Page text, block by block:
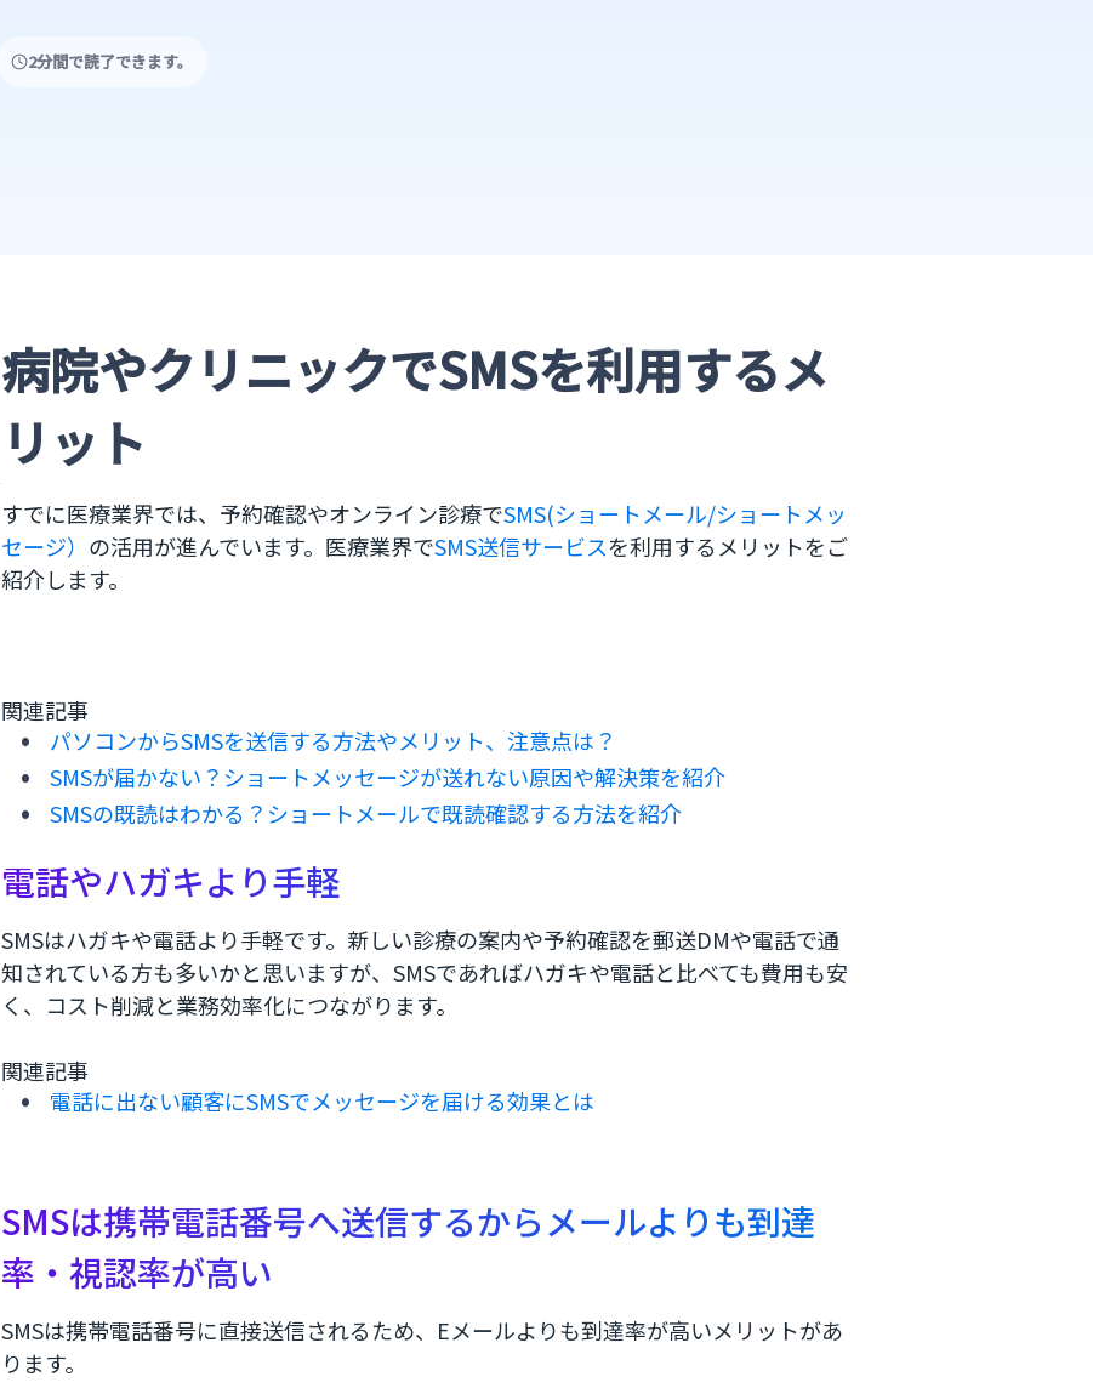
2分間で読了できます。
病院やクリニックでSMSを利用するメ
リット
すでに医療業界では、予約確認やオンライン診療でSMS(ショートメール/ショートメッ
セージ） の活用が進んでいます。医療業界でSMS送信サービスを利用するメリットをご
紹介します。
関連記事
パソコンからSMSを送信する方法やメリット、注意点は？
SMSが届かない？ショートメッセージが送れない原因や解決策を紹介
SMSの既読はわかる？ショートメールで既読確認する方法を紹介
電話やハガキより手軽
SMSはハガキや電話より手軽です。新しい診療の案内や予約確認を郵送DMや電話で通
知されている方も多いかと思いますが、SMSであればハガキや電話と比べても費用も安
く、コスト削減と業務効率化につながります。
関連記事
電話に出ない顧客にSMSでメッセージを届ける効果とは
SMSは携帯電話番号へ送信するからメールよりも到達
率・視認率が高い
SMSは携帯電話番号に直接送信されるため、Eメールよりも到達率が高いメリットがあ
ります。